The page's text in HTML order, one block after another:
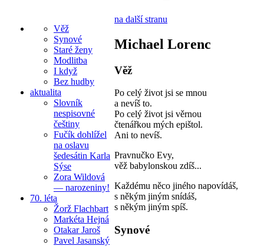
Věž
Synové
Staré ženy
Modlitba
I když
Bez hudby
aktualita
Slovník
nespisovné
češtiny
Fučík dohlížel
na oslavu
šedesátin Karla
Sýse
Zora Wildová
— narozeniny!
70. léta
Žorž Flachbart
Markéta Hejná
Otakar Jaroš
Pavel Jasanský
na další stranu
Michael Lorenc
Věž
Po celý život jsi se mnou
a nevíš to.
Po celý život jsi věrnou
čtenářkou mých epištol.
Ani to nevíš.
Pravnučko Evy,
věž babylonskou zdíš...
Každému něco jiného napovídáš,
s někým jiným snídáš,
s někým jiným spíš.
Synové